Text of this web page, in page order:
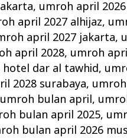
, umroh april
april 2027 alhijaz,
april 2027 jakarta,
april 2028, umroh
dar al tawhid,
2028 surabaya,
umroh bulan april,
bulan april 2025,
bulan april 2026